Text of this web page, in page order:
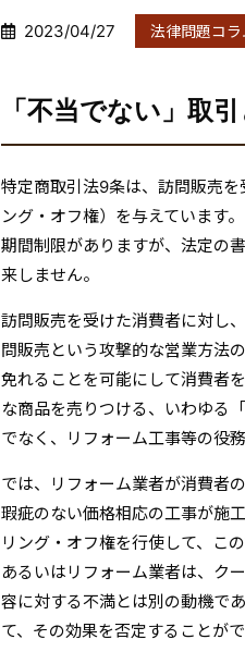
2023/04/27 法律問題コラ
「不当でない」取
特定商取引法9条は、訪問販売
ング・オフ権）を与えています
期間制限がありますが、法定の
来しません。
訪問販売を受けた消費者に対し
問販売という攻撃的な営業方法
免れることを可能にして消費者
な商品を売りつける、いわゆる
でなく、リフォーム工事等の役
では、リフォーム業者が消費者
瑕疵のない価格相応の工事が施
リング・オフ権を行使して、こ
あるいはリフォーム業者は、ク
容に対する不満とは別の動機で
て、その効果を否定することが